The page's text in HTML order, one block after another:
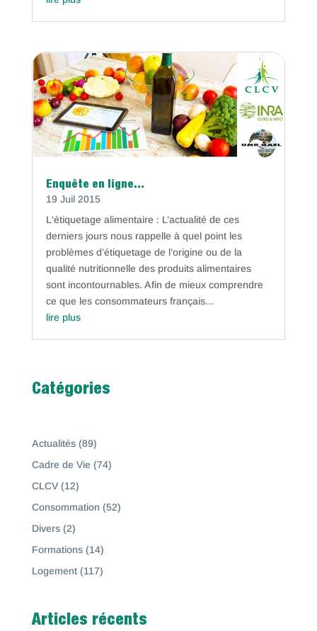
Enquête en ligne…
19 Juil 2015
L'étiquetage alimentaire : L’actualité de ces
derniers jours nous rappelle à quel point les
problèmes d’étiquetage de l’origine ou de la
qualité nutritionnelle des produits alimentaires
sont incontournables. Afin de mieux comprendre
ce que les consommateurs français...
lire plus
Catégories
Actualités(89)
Cadre de Vie (74)
CLCV(12)
Consommation (52)
Divers(2)
Formations(14)
Logement(117)
Articles récents